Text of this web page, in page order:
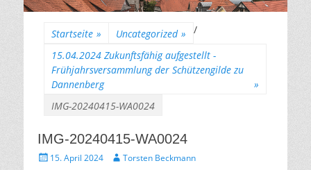
Startseite » Uncategorized »
/
15.04.2024 Zukunftsfähig aufgestellt -
Frühjahrsversammlung der Schützengilde zu
Dannenberg
»
IMG-20240415-WA0024
IMG-20240415-WA0024
Gepostet
15. April 2024 AutorTorsten Beckmann